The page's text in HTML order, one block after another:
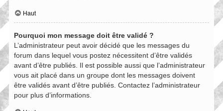
Haut
Pourquoi mon message doit être validé ?
L’administrateur peut avoir décidé que les messages du
forum dans lequel vous postez nécessitent d’être validés
avant d’être publiés. Il est possible aussi que l’administrateur
vous ait placé dans un groupe dont les messages doivent
être validés avant d’être publiés. Contactez l’administrateur
pour plus d’informations.